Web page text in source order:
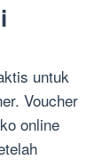
untuk
Voucher
online